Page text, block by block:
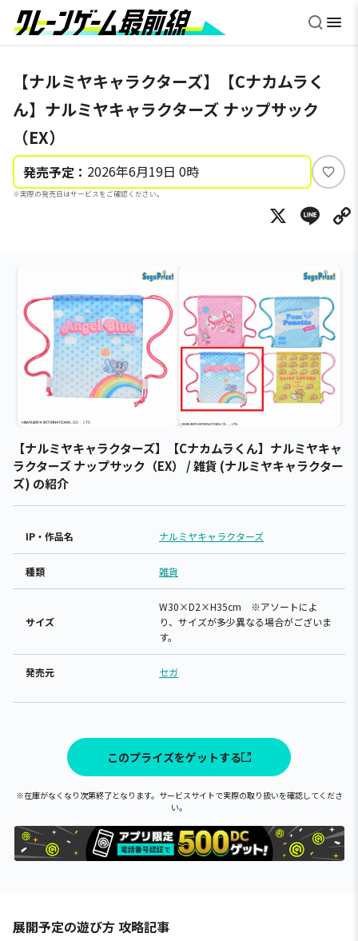
【ナルミヤキャラクターズ】【Cナカムラく
ん】ナルミヤキャラクターズ ナップサック
（EX）
発売予定： 2026年6月19日 0時
※実際の発売日はサービスをご確認ください。
い
ね
X
【ナルミヤキャラクターズ】【Cナカムラくん】ナルミヤキャ
ラクターズ ナップサック（EX） / 雑貨 (ナルミヤキャラクター
ズ) の紹介
IP・作品名 ナルミヤキャラクターズ
種類 雑貨
サイズ
W30×D2×H35cm ※アソートによ
り、サイズが多少異なる場合がございま
す。
発売元 セガ
このプライズをゲットする
※在庫がなくなり次第終了となります。サービスサイトで実際の取り扱いを確認してくださ
い。
展開予定の遊び方 攻略記事